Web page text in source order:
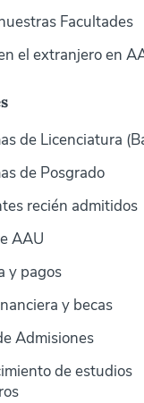
Facultades
el extranjero en
de Licenciatura
de Posgrado
recién admitidos
AAU
y pagos
y becas
Admisiones
de estudios